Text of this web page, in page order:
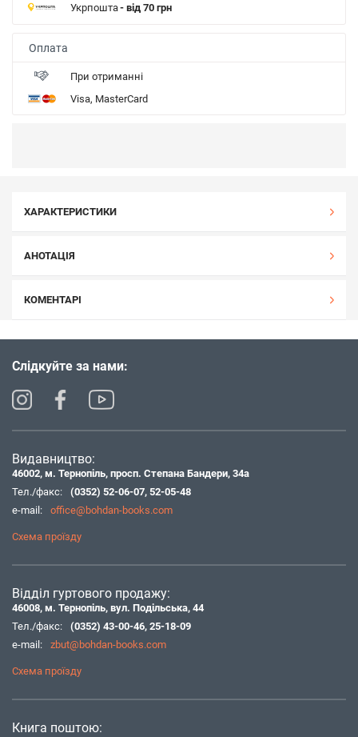
Укрпошта- від 70 грн
Оплата
При отриманні
Visa, MasterCard
ХАРАКТЕРИСТИКИ
АНОТАЦІЯ
КОМЕНТАРІ
Слідкуйте за нами:
Видавництво:
46002, м. Тернопіль, просп. Степана Бандери, 34а
Тел./факс:
(0352) 52-06-07, 52-05-48
e-mail:
office@bohdan-books.com
Схема проїзду
Відділ гуртового продажу:
46008, м. Тернопіль, вул. Подільська, 44
Тел./факс:
(0352) 43-00-46, 25-18-09
e-mail:
zbut@bohdan-books.com
Схема проїзду
Книга поштою: